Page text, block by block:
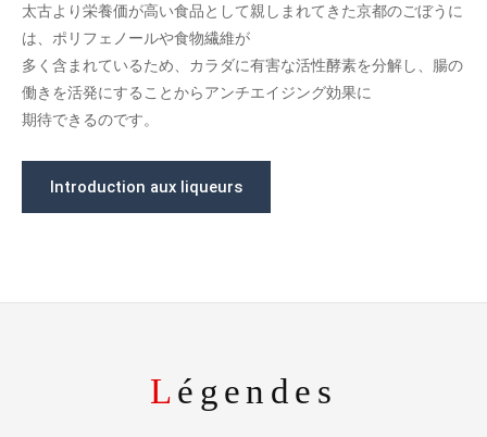
太古より栄養価が高い食品として親しまれてきた京都のごぼうに
は、ポリフェノールや食物繊維が
多く含まれているため、カラダに有害な活性酵素を分解し、腸の
働きを活発にすることからアンチエイジング効果に
期待できるのです。
Introduction aux liqueurs
Légendes